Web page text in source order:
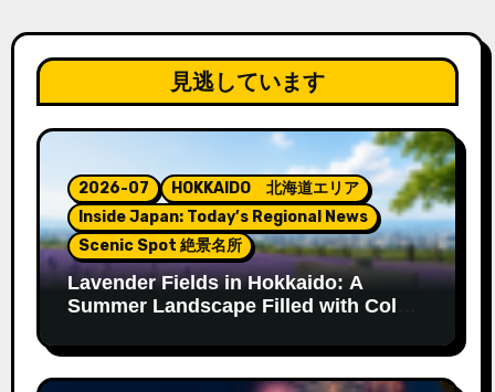
見逃しています
2026-07
HOKKAIDO 北海道エリア
Inside Japan: Today’s Regional News
Scenic Spot 絶景名所
Lavender Fields in Hokkaido: A
Summer Landscape Filled with Color